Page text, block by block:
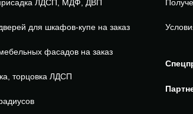
ЛДСП, МДФ, ДВП
для шкафов-купе на заказ
фасадов на заказ
торцовка ЛДСП